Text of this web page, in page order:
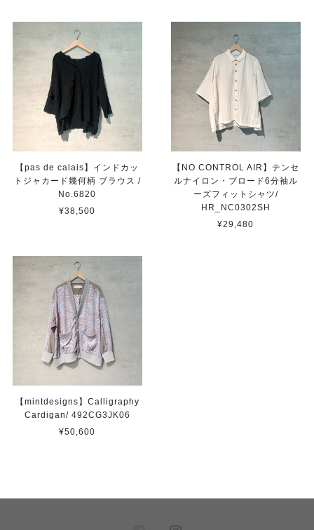
【pas de calais】インドカッ
トジャカード幾何柄 ブラウス /
No.6820
¥38,500
【NO CONTROL AIR】テンセ
ルナイロン・ブロード6分袖ル
ーズフィットシャツ/
HR_NC0302SH
¥29,480
【mintdesigns】Calligraphy
Cardigan/ 492CG3JK06
¥50,600